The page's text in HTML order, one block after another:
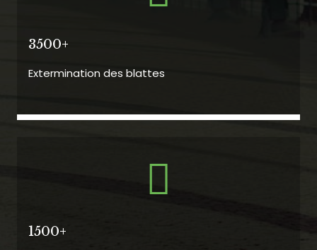
3500+
Extermination des blattes
1500+